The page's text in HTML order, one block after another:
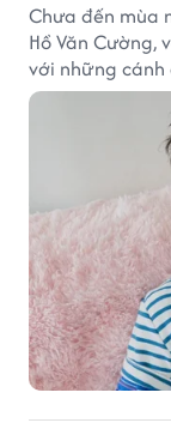
Chưa đến mùa
Hồ Văn Cường,
với những cánh